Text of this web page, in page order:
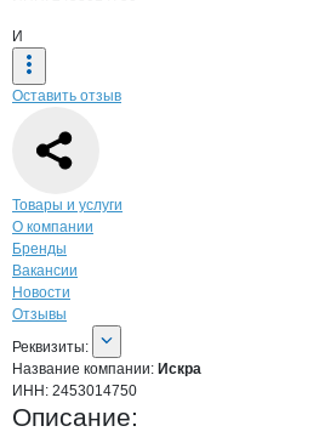
И
Оставить отзыв
Навигация по странице
Товары и услуги
О компании
Бренды
Вакансии
Новости
Отзывы
О компании
Реквизиты
Реквизиты:
Название компании: Искра
ИНН: 2453014750
Описание: